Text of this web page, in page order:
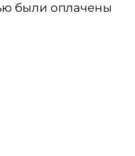
были оплачены